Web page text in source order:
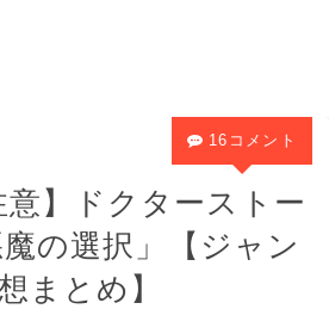
意】ドクターストー
の選択」【ジャン
まとめ】
16コメント